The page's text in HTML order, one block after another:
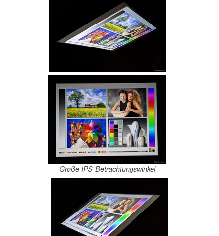
Große IPS-Betrachtungswinkel